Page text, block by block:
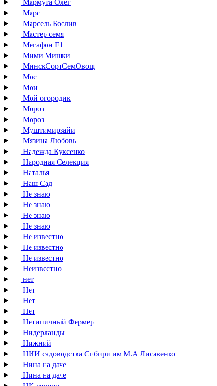
Мармута Олег
Марс
Марсель Бослив
Мастер семя
Мегафон F1
Мими Мишки
МинскСортСемОвощ
Мое
Мои
Мой огородик
Мороз
Мороз
Муштимирзайи
Мязина Любовь
Надежда Куксенко
Народная Селекция
Наталья
Наш Сад
Не знаю
Не знаю
Не знаю
Не знаю
Не известно
Не известно
Не известно
Неизвестно
нет
Нет
Нет
Нет
Нетипичный Фермер
Нидерланды
Нижний
НИИ садоводства Сибири им М.А.Лисавенко
Нина на даче
Нина на даче